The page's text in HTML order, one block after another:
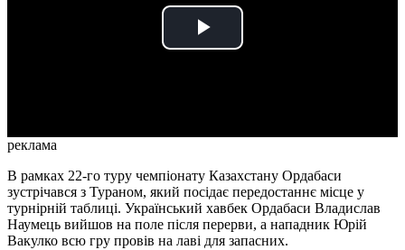
Play
реклама
В рамках 22-го туру чемпіонату Казахстану Ордабаси
зустрічався з Тураном, який посідає передостаннє місце у
турнірній таблиці. Український хавбек Ордабаси Владислав
Наумець вийшов на поле після перерви, а нападник Юрій
Вакулко всю гру провів на лаві для запасних.